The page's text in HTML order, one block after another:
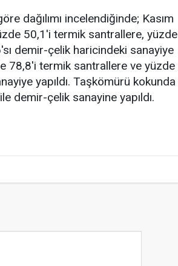
dağılımı incelendiğinde; Kasım
50,1'i termik santrallere, yüzde
demir-çelik haricindeki sanayiye
78,8'i termik santrallere ve yüzde
yapıldı. Taşkömürü kokunda
demir-çelik sanayine yapıldı.